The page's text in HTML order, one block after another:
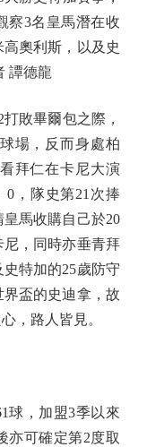
察3名皇馬潛在收
奧利斯，以及史
譚德龍
敗畢爾包之際，
場，反而身處柏
拜仁在卡尼大演
0，隊史第21次捧
馬收購自己於20
尼，同時亦垂青拜
特加的25歲防守
盃的史迪拿，故
，路人皆見。
，加盟3季以來
亦可確定第2度取